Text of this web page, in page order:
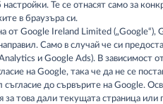
Те се отнасят само за
в браузъра си.
от Google Ireland Limited
Само в случай че си
и Google Ads). В
на Google, така че да не се
до сървърите на Google.
това дали текущата страница